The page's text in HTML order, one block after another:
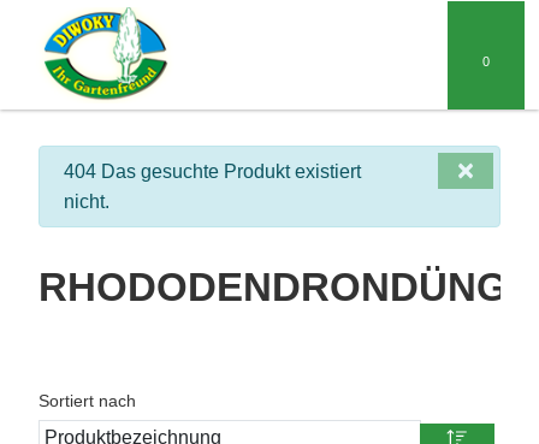
0
×
info
404 Das gesuchte Produkt existiert
nicht.
Sortiert nach